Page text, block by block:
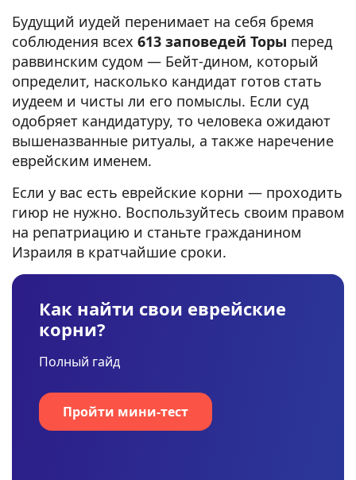
Будущий иудей перенимает на себя бремя
соблюдения всех 613 заповедей Торы перед
раввинским судом — Бейт-дином, который
определит, насколько кандидат готов стать
иудеем и чисты ли его помыслы. Если суд
одобряет кандидатуру, то человека ожидают
вышеназванные ритуалы, а также наречение
еврейским именем.
Если у вас есть еврейские корни — проходить
гиюр не нужно. Воспользуйтесь своим правом
на репатриацию и станьте гражданином
Израиля в кратчайшие сроки.
Как найти свои еврейские
корни?
Полный гайд
Пройти мини-тест